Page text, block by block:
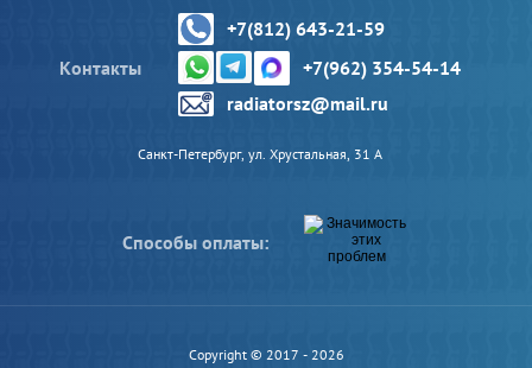
Контакты
+7(812) 643-21-59
+7(962) 354-54-14
radiatorsz@mail.ru
Санкт-Петербург, ул. Хрустальная, 31 А
Способы оплаты:
Copyright © 2017 - 2026